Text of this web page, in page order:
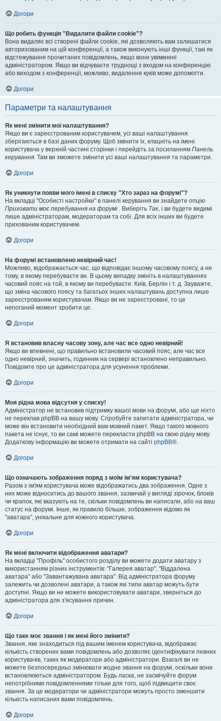
Догори
Що робить функція "Видалити файли cookie"?
Вона видаляє всі створені файли cookie, які дозволяють вам залишатися
авторизованим на цій конференції, а також виконують інші функції, такі як
відстежування прочитаних повідомлень, якщо вони увімкнені
адміністратором. Якщо ви відчуваєте труднощі з входом на конференцію
або виходом з конференції, можливо, видалення куків може допомогти.
Догори
Параметри та налаштування
Як мені змінити мої налаштування?
Якщо ви є зареєстрованим користувачем, усі ваші налаштування
зберігаються в базі даних форуму. Щоб змінити їх, клацніть на імені
користувача у верхній частині сторінки і перейдіть за посиланням Панель
керування. Там ви зможете змінити усі ваші налаштування та параметри.
Догори
Як уникнути появи мого імені в списку "Хто зараз на форумі"?
На вкладці "Особисті настройки" в панелі керування ви знайдете опцію
Приховати моє перебування на форумі . Виберіть Так, і ви будете видимі
лише адміністраторам, модераторам та собі. Для всіх інших ви будете
прихованим користувачем.
Догори
На форумі встановлено невірний час!
Можливо, відображається час, що відповідає іншому часовому поясу, а не
тому, в якому перебуваєте ви. В цьому випадку змініть в налаштуваннях
часовий пояс на той, в якому ви перебуваєте: Київ, Берлін і т. д. Зауважте,
що зміна часового поясу та багатьох інших налаштувань доступна лише
зареєстрованим користувачам. Якщо ви не зареєстровані, то це
непоганий момент зробити це.
Догори
Я встановив власну часову зону, але час все одно невірний!
Якщо ви впевнені, що правильно встановили часовий пояс, але час все
одно невірний, значить, годинник на сервері встановлено неправильно.
Повідомте про це адміністратора для усунення проблеми.
Догори
Моя рідна мова відсутня у списку!
Адміністратор не встановив підтримку вашої мови на форумі, або ще ніхто
не переклав phpBB на вашу мову. Спробуйте запитати адміністратора, чи
може він встановити необхідний вам мовний пакет. Якщо такого мовного
пакета не існує, то ви самі можете перекласти phpBB на свою рідну мову.
Додаткову інформацію ви можете отримати на сайті phpBB®.
Догори
Що означають зображення поряд з моїм ім'ям користувача?
Разом з ім'ям користувача може відображатись два зображення. Одне з
них може відноситись до вашого звання, зазвичай у вигляді зірочок, блоків
чи крапок, які вказують на те, скільки повідомлень ви написали, або на ваш
статус на форумі. Інше, як правило більше, зображення відомо як
"аватара", унікальне для кожного користувача.
Догори
Як мені включити відображення аватари?
На вкладці "Профіль" особистого розділу ви можете додати аватару з
використанням різних інструментів: "Галерея аватар", "Віддалена
аватара" або "Завантажувана аватара". Від адміністратора форуму
залежить чи дозволені аватари, а також які типи аватар можуть бути
доступні. Якщо ви не можете використовувати аватари, зверніться до
адміністратора для з'ясування причин.
Догори
Що таке моє звання і як мені його змінити?
Звання, яке знаходиться під вашим іменем користувача, відображає
кількість створених вами повідомлень або дозволяє ідентифікувати певних
користувачів, таких як модератори або адміністратори. Взагалі ви не
можете безпосередньо змінювати жодне звання на форумі, оскільки вони
встановлюються адміністратором. Будь ласка, не засмічуйте форум
непотрібними повідомленнями тільки для того, щоб підвищити своє
звання. За це модератори чи адміністратори можуть просто зменшити
кількість написаних вами повідомлень.
Догори